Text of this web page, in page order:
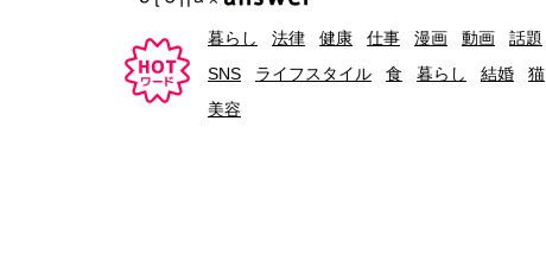
暮らし 法律 健康 仕事 漫画 動画 話題
SNS
ライフスタイル 食 暮らし 結婚 猫
美容